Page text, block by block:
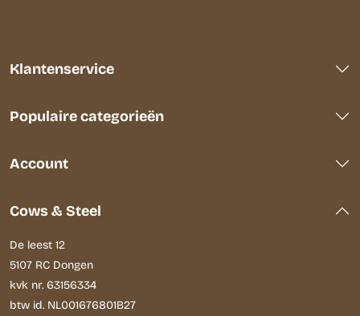
Klantenservice
Populaire categorieën
Account
Cows & Steel
De leest 12
5107 RC Dongen
kvk nr. 63156334
btw id. NL001676801B27